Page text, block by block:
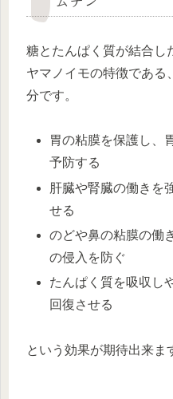
糖とたんぱく質が結合し
ヤマノイモの特徴である
分です。
胃の粘膜を保護し、
予防する
肝臓や腎臓の働きを
せる
のどや鼻の粘膜の働
の侵入を防ぐ
たんぱく質を吸収し
回復させる
という効果が期待出来ま